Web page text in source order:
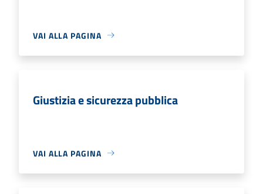
VAI ALLA PAGINA
Giustizia e sicurezza pubblica
VAI ALLA PAGINA